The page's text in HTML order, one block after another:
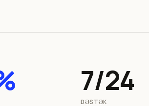
7/24
DƏSTƏK